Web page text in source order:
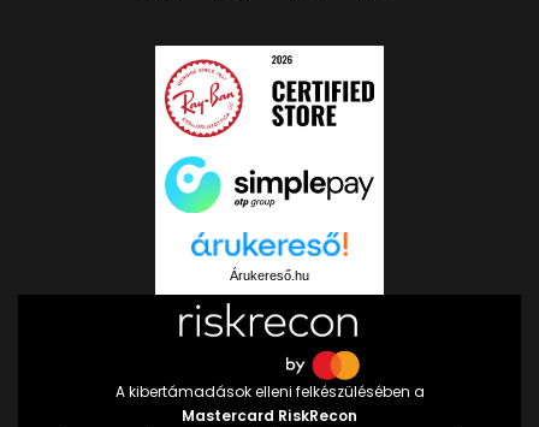
Árukereső.hu
A kibertámadások elleni felkészülésében a
Mastercard RiskRecon